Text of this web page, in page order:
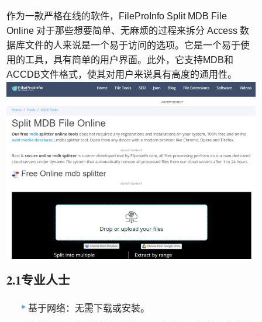
作为一款严格在线的软件，FileProInfo Split MDB File
Online 对于那些想要简单、无麻烦的过程来拆分 Access 数
据库文件的人来说是一个易于访问的选项。它是一个易于使
用的工具，具有简单的用户界面。此外，它支持MDB和
ACCDB文件格式，使其对用户来说具有高度的通用性。
2.1专业人士
基于网络：无需下载或安装。